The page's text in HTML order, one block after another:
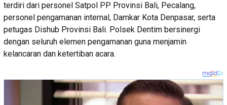
terdiri dari personel Satpol PP Provinsi Bali, Pecalang,
personel pengamanan internal, Damkar Kota Denpasar, serta
petugas Dishub Provinsi Bali. Polsek Dentim bersinergi
dengan seluruh elemen pengamanan guna menjamin
kelancaran dan ketertiban acara.